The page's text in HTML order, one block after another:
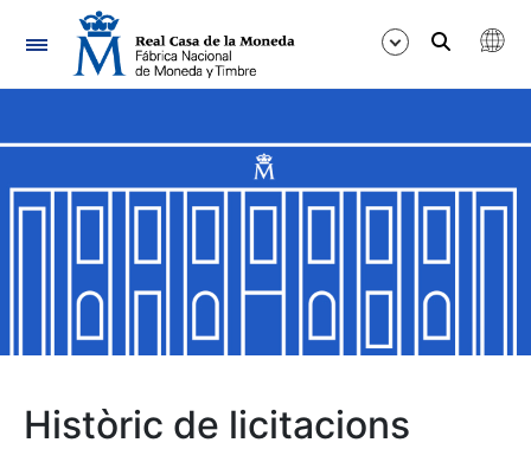
Navegació
Mostra/Amaga
Mostra/Amaga
Mostra/Amaga
Històric de licitacions